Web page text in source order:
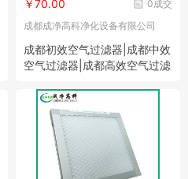
0成交
￥70.00
成都成净高科净化设备有限公司
成都初效空气过滤器|成都中效
空气过滤器|成都高效空气过滤